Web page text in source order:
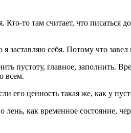
то там считает, что
заставляю себя. Потому что
пустоту, главное, заполнить.
всем.
его ценность такая же, как у
как временное состояние,